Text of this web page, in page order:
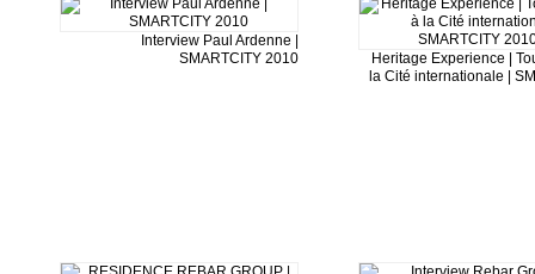
Interview Paul Ardenne |
SMARTCITY 2010
Heritage Experience |
la Cité internationale |